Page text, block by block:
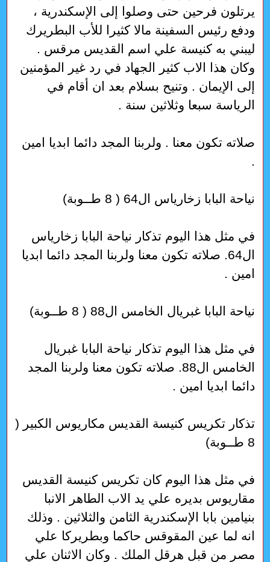
يرتلون فرحين حتى وصلوا إلى الإسكندرية ،
ودفع رئيس السفينة مالا كثيرا للأب البطريرك
ليبني به كنيسة علي اسم القديس مرقس .
وكان هذا الاب كثير الجهاد في رد غير المؤمنين
إلى الإيمان . وتنيح بسلام بعد ان أقام في
الرياسة سبعا وثلاثين سنة .
صلاته تكون معنا . ولربنا المجد دائما ابديا امين
نياحة البابا زخارياس ال64 ( 8 طــوبة)
في مثل هذا اليوم تذكار نياحة البابا زخارياس
ال64. صلاته تكون معنا ولربنا المجد دائما ابديا
امين .
نياحة البابا غبريال الخامس ال88 ( 8 طــوبة)
في مثل هذا اليوم تذكار نياحة البابا غبريال
الخامس ال88. صلاته تكون معنا ولربنا المجد
دائما ابديا امين .
تذكار تكريس كنيسة القديس مكاريوس الكبير (
8 طــوبة)
في مثل هذا اليوم كان تكريس كنيسة القديس
مقاريوس بديره علي يد الاب الطاهر الانبا
بنيامين بابا الإسكندرية الثامن والثلاثين . وذلك
انه لما عين المقوقس حاكما وبطريركا علي
مصر من قبل هرقل الملك . وكان الاثنان علي